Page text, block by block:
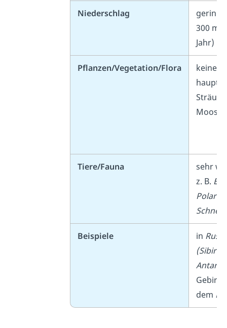
Niederschlag
gering
300
Jahr)
Pflanzen/Vegetation/Flora
keine
Moose,
Tiere/Fauna
sehr
z. B.
Beispiele in
dem